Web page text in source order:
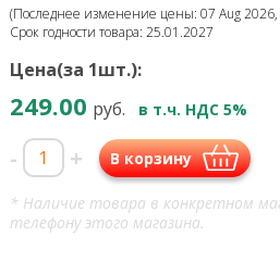
(Последнее изменение цены: 07 Aug 2026,
Срок годности товара: 25.01.2027
Цена(за 1шт.):
249.00 руб. в т.ч. НДС 5%
- + В корзину
* Наличие товара в конкретном
телефону этого магазина.